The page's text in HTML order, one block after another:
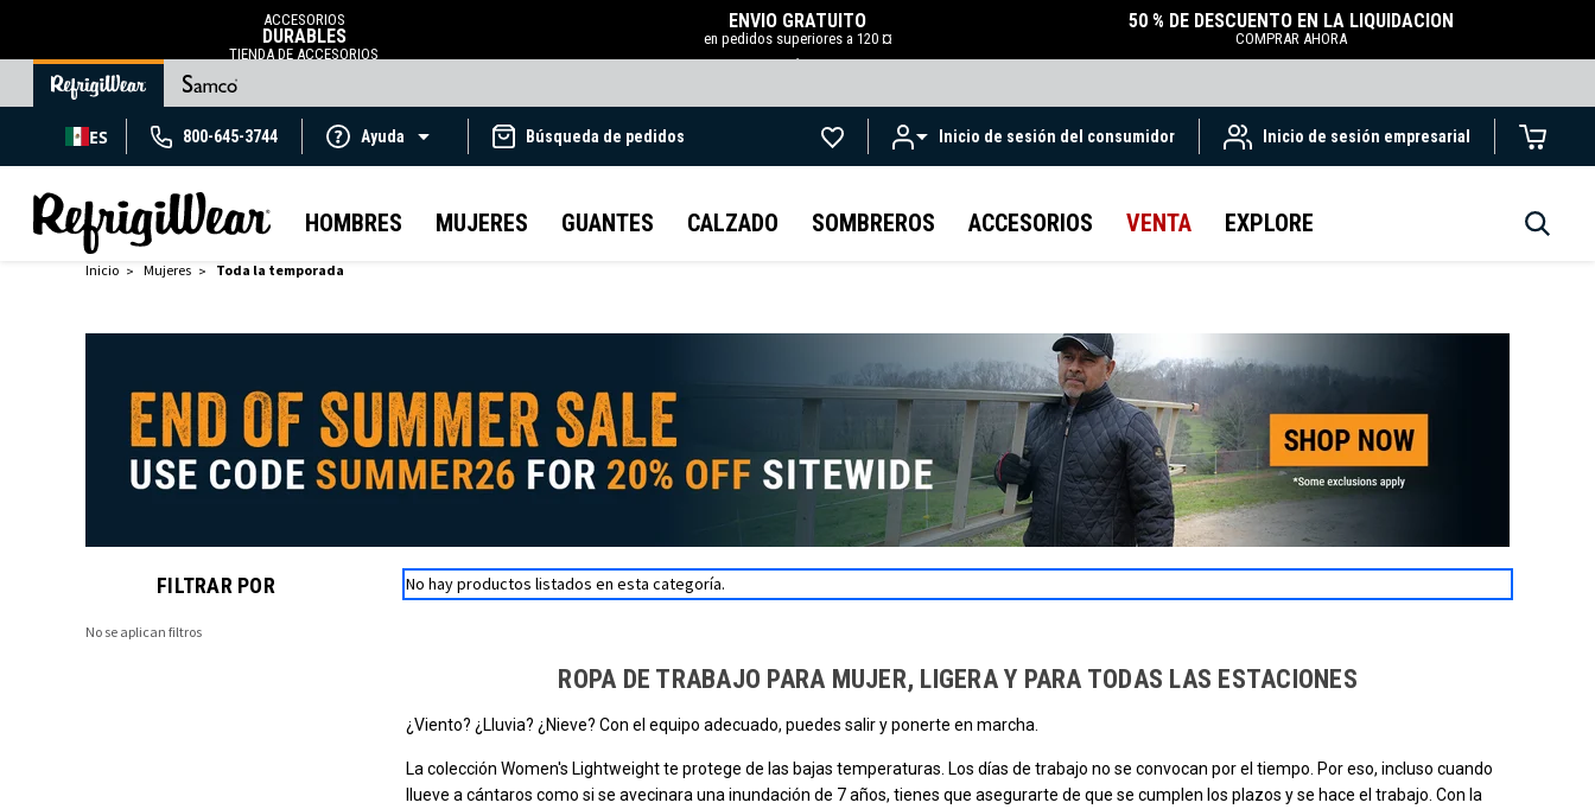
ACCESORIOS
DURABLES
TIENDA DE ACCESORIOS
ENVÍO GRATUITO
en pedidos superiores a 120 ¤
.
50 % DE DESCUENTO EN LA LIQUIDACIÓN
COMPRAR AHORA
ES 800-645-3744 Ayuda Búsqueda de pedidos Inicio de sesión del consumidor Inicio de sesión empresarial
HOMBRES MUJERES GUANTES CALZADO SOMBREROS ACCESORIOS VENTA EXPLORE
Inicio Mujeres Toda la temporada
FILTRAR POR
No se aplican filtros
No hay productos listados en esta categoría.
ROPA DE TRABAJO PARA MUJER, LIGERA Y PARA TODAS LAS ESTACIONES
¿Viento? ¿Lluvia? ¿Nieve? Con el equipo adecuado, puedes salir y ponerte en marcha.
La colección Women's Lightweight te protege de las bajas temperaturas. Los días de trabajo no se convocan por el tiempo. Por eso, incluso cuando
llueve a cántaros como si se avecinara una inundación de 7 años, tienes que asegurarte de que se cumplen los plazos y se hace el trabajo. Con la